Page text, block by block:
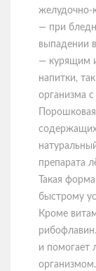
желудочно-
— при
выпадении
— курящим
напитки,
организма
препарата
Такая
быстрому
Кроме
и помогает
организмом.